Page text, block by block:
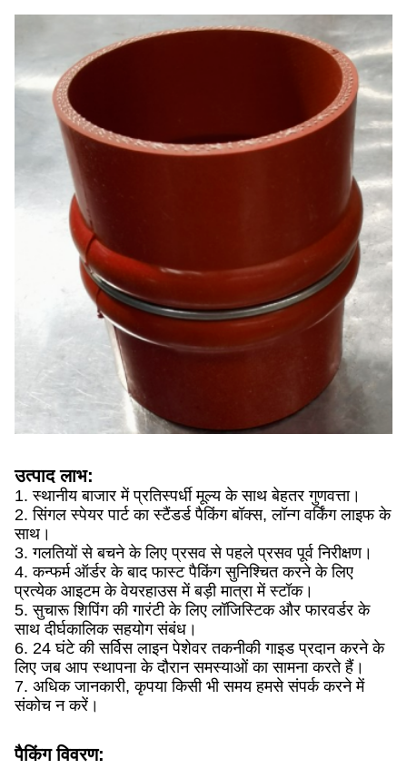
उत्पाद लाभ:
1. स्थानीय बाजार में प्रतिस्पर्धी मूल्य के साथ बेहतर गुणवत्ता।
2. सिंगल स्पेयर पार्ट का स्टैंडर्ड पैकिंग बॉक्स, लॉन्ग वर्किंग लाइफ के
साथ।
3. गलतियों से बचने के लिए प्रसव से पहले प्रसव पूर्व निरीक्षण।
4. कन्फर्म ऑर्डर के बाद फास्ट पैकिंग सुनिश्चित करने के लिए
प्रत्येक आइटम के वेयरहाउस में बड़ी मात्रा में स्टॉक।
5. सुचारू शिपिंग की गारंटी के लिए लॉजिस्टिक और फारवर्डर के
साथ दीर्घकालिक सहयोग संबंध।
6. 24 घंटे की सर्विस लाइन पेशेवर तकनीकी गाइड प्रदान करने के
लिए जब आप स्थापना के दौरान समस्याओं का सामना करते हैं।
7. अधिक जानकारी, कृपया किसी भी समय हमसे संपर्क करने में
संकोच न करें।
पैकिंग विवरण: